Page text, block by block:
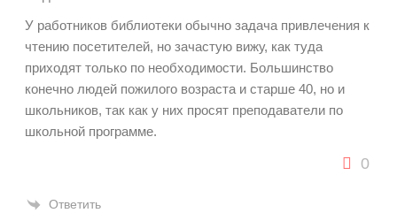
У работников библиотеки обычно задача привлечения к
чтению посетителей, но зачастую вижу, как туда
приходят только по необходимости. Большинство
конечно людей пожилого возраста и старше 40, но и
школьников, так как у них просят преподаватели по
школьной программе.
0
Ответить